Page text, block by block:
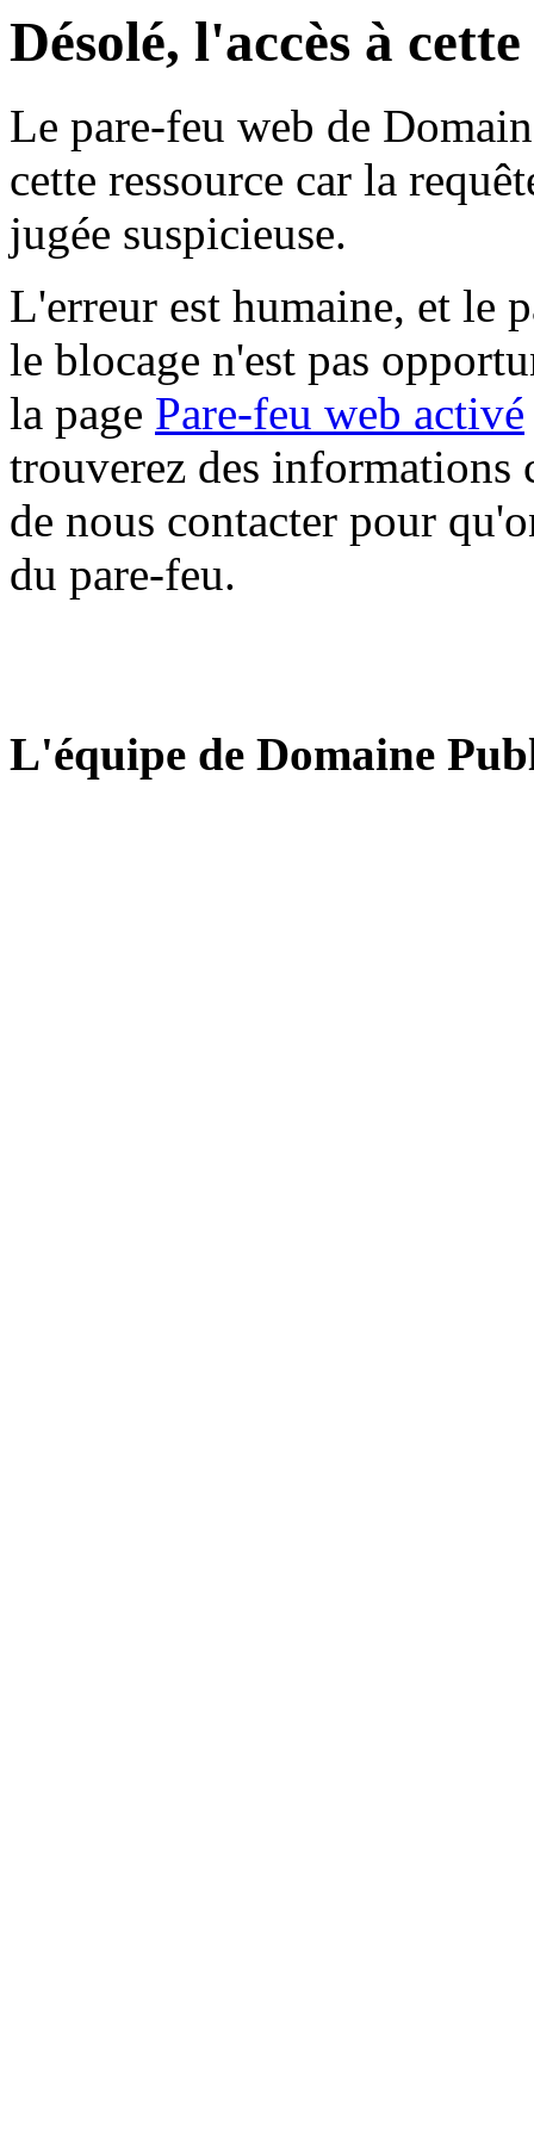
Désolé, l'accès à
Le pare-feu web de
cette ressource car la
jugée suspicieuse.
L'erreur est humaine, et le
le blocage n'est pas
la page Pare-feu web activé
trouverez des informations
de nous contacter pour
du pare-feu.
L'équipe de Domaine